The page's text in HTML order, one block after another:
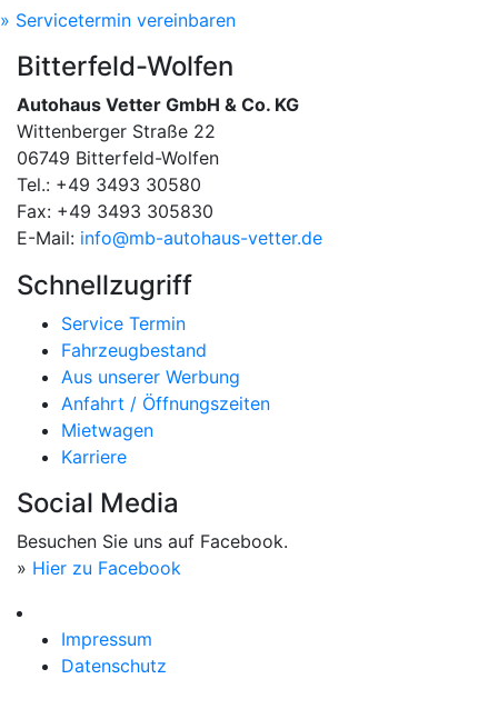
» Servicetermin vereinbaren
Bitterfeld-Wolfen
Autohaus Vetter GmbH & Co. KG
Wittenberger Straße 22
06749 Bitterfeld-Wolfen
Tel.: +49 3493 30580
Fax: +49 3493 305830
E-Mail: info@mb-autohaus-vetter.de
Schnellzugriff
Service Termin
Fahrzeugbestand
Aus unserer Werbung
Anfahrt / Öffnungszeiten
Mietwagen
Karriere
Social Media
Besuchen Sie uns auf Facebook.
» Hier zu Facebook
Impressum
Datenschutz